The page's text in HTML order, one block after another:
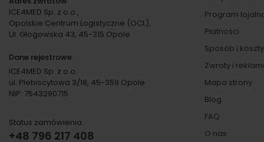
Maski z filtrem – różne
Wszystkie naszemaski z filtrem
doskonałym rozwiązaniem dla firm i instytucji
Maski z filtrem a maseczki
Jeśli szukasz maseczek chirurgicznych do
idealnym uzupełnieniem dla
ICE4MED Sp. z o.o.,
Opolskie Centrum Logistyczne (OCL),
Ul. Głogowska 43, 45-315 Opole
Dane rejestrowe:
ICE4MED Sp. z o.o.
ul. Plebiscytowa 3/18, 45-359 Opole
NIP: 7543290715
Status zamówienia:
+48 796 217 408
Program
Płatności
Sposób i
Zwroty i
Mapa strony
Blog
FAQ
O nas